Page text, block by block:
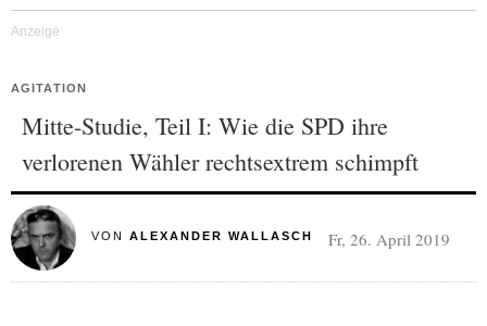
AGITATION
Mitte-Studie, Teil I: Wie die SPD ihre
verlorenen Wähler rechtsextrem schimpft
VON ALEXANDER WALLASCH Fr, 26. April 2019